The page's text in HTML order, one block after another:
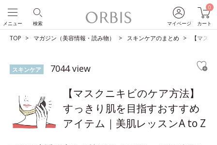
マイページ
0
カート
検索
メニュー
TOP マガジン（美容情報・読み物） スキンケアのまとめ 【マス
スキンケア 7044 view
【マスクニキビのケア方法】
すっきり肌を目指すおすすめ
アイテム｜美肌レッスンA to Z